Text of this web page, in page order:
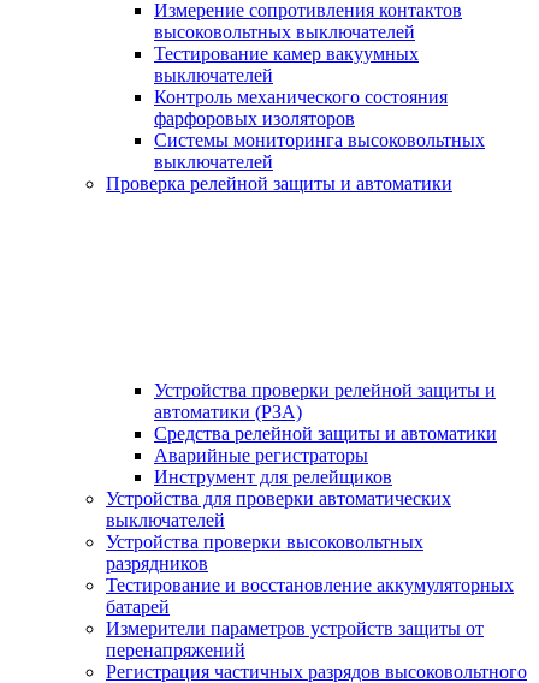
Измерение сопротивления контактов
высоковольтных выключателей
Тестирование камер вакуумных
выключателей
Контроль механического состояния
фарфоровых изоляторов
Системы мониторинга высоковольтных
выключателей
Проверка релейной защиты и автоматики
Устройства проверки релейной защиты и
автоматики (РЗА)
Средства релейной защиты и автоматики
Аварийные регистраторы
Инструмент для релейщиков
Устройства для проверки автоматических
выключателей
Устройства проверки высоковольтных
разрядников
Тестирование и восстановление аккумуляторных
батарей
Измерители параметров устройств защиты от
перенапряжений
Регистрация частичных разрядов высоковольтного